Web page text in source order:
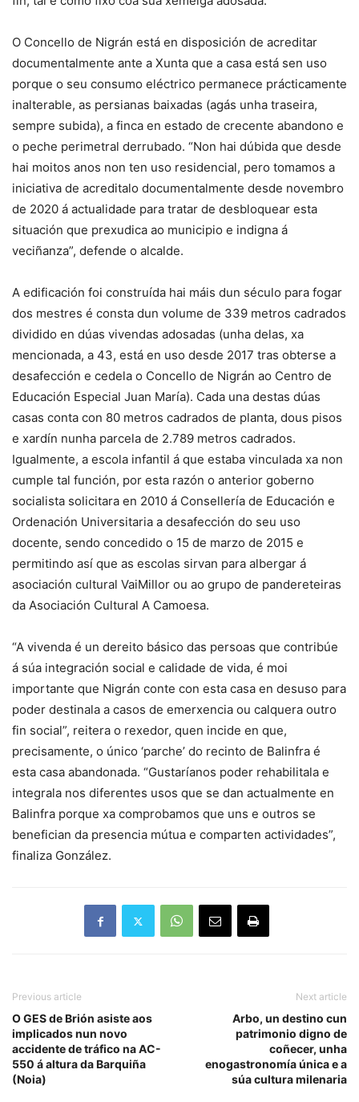
O Concello de Nigrán está en disposición de acreditar
documentalmente ante a Xunta que a casa está sen uso
porque o seu consumo eléctrico permanece prácticamente
inalterable, as persianas baixadas (agás unha traseira,
sempre subida), a finca en estado de crecente abandono e
o peche perimetral derrubado. “Non hai dúbida que desde
hai moitos anos non ten uso residencial, pero tomamos a
iniciativa de acreditalo documentalmente desde novembro
de 2020 á actualidade para tratar de desbloquear esta
situación que prexudica ao municipio e indigna á
veciñanza”, defende o alcalde.
A edificación foi construída hai máis dun século para fogar
dos mestres é consta dun volume de 339 metros cadrados
dividido en dúas vivendas adosadas (unha delas, xa
mencionada, a 43, está en uso desde 2017 tras obterse a
desafección e cedela o Concello de Nigrán ao Centro de
Educación Especial Juan María). Cada una destas dúas
casas conta con 80 metros cadrados de planta, dous pisos
e xardín nunha parcela de 2.789 metros cadrados.
Igualmente, a escola infantil á que estaba vinculada xa non
cumple tal función, por esta razón o anterior goberno
socialista solicitara en 2010 á Consellería de Educación e
Ordenación Universitaria a desafección do seu uso
docente, sendo concedido o 15 de marzo de 2015 e
permitindo así que as escolas sirvan para albergar á
asociación cultural VaiMillor ou ao grupo de pandereteiras
da Asociación Cultural A Camoesa.
“A vivenda é un dereito básico das persoas que contribúe
á súa integración social e calidade de vida, é moi
importante que Nigrán conte con esta casa en desuso para
poder destinala a casos de emerxencia ou calquera outro
fin social”, reitera o rexedor, quen incide en que,
precisamente, o único ‘parche’ do recinto de Balinfra é
esta casa abandonada. “Gustaríanos poder rehabilitala e
integrala nos diferentes usos que se dan actualmente en
Balinfra porque xa comprobamos que uns e outros se
benefician da presencia mútua e comparten actividades”,
finaliza González.
Previous article
O GES de Brión asiste aos
implicados nun novo
accidente de tráfico na AC-
550 á altura da Barquiña
(Noia)
Next article
Arbo, un destino cun
patrimonio digno de
coñecer, unha
enogastronomía única e a
súa cultura milenaria